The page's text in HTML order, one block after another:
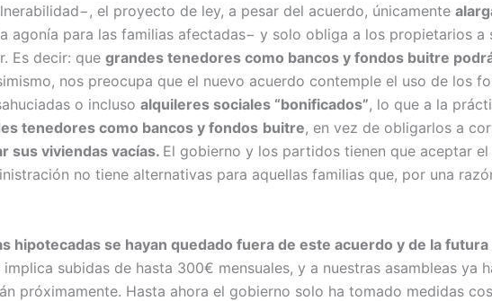
, el proyecto de ley, a pesar del acuerdo, únicamente
agonía para las familias afectadas− y solo obliga a los propietarios a
Es decir: que grandes tenedores como bancos y fondos buitre
nos preocupa que el nuevo acuerdo contemple el uso de los
o incluso alquileres sociales “bonificados”, lo que a la
tenedores como bancos y fondos buitre, en vez de obligarlos a
sus viviendas vacías. El gobierno y los partidos tienen que aceptar
no tiene alternativas para aquellas familias que, por una
hipotecadas se hayan quedado fuera de este acuerdo y de la
subidas de hasta 300€ mensuales, y a nuestras asambleas ya
próximamente. Hasta ahora el gobierno solo ha tomado medidas